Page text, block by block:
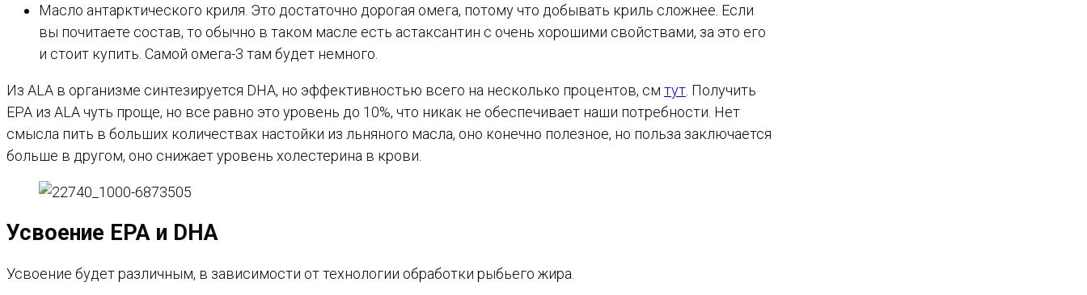
Масло антарктического криля. Это достаточно дорогая омега, потому что добывать криль сложнее. Если
вы почитаете состав, то обычно в таком масле есть астаксантин с очень хорошими свойствами, за это его
и стоит купить. Самой омега-3 там будет немного.
Из ALA в организме синтезируется DHA, но эффективностью всего на несколько процентов, см тут. Получить
EPA из ALA чуть проще, но все равно это уровень до 10%, что никак не обеспечивает наши потребности. Нет
смысла пить в больших количествах настойки из льняного масла, оно конечно полезное, но польза заключается
больше в другом, оно снижает уровень холестерина в крови.
Усвоение EPA и DHA
Усвоение будет различным, в зависимости от технологии обработки рыбьего жира.